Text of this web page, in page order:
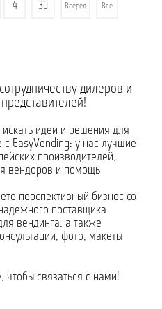
4 30 Вперед Все
дилеров и
идеи и решения для
с EasyVending: у нас лучшие
производителей,
вендоров и помощь
перспективный бизнес со
поставщика
вендинга, а также
фото, макеты
связаться с нами!